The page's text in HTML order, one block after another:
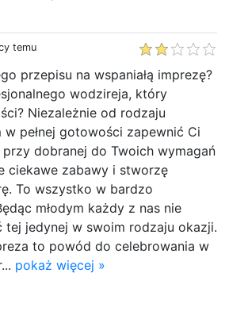
temu
przepisu na wspaniałą imprezę?
wodzireja, który
Niezależnie od rodzaju
pełnej gotowości zapewnić Ci
dobranej do Twoich wymagań
ciekawe zabawy i stworzę
To wszystko w bardzo
młodym każdy z nas nie
tej jedynej w swoim rodzaju okazji.
to powód do celebrowania w
pokaż więcej »